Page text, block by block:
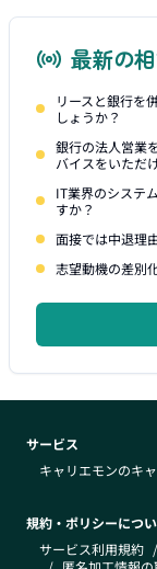
最新の
リースと銀行を
しょうか？
銀行の法人営業
バイスをいただ
IT業界のシステ
すか？
面接では中退理
志望動機の差別
サービス
キャリエモンのキ
規約・ポリシーにつ
サービス利用規約 /